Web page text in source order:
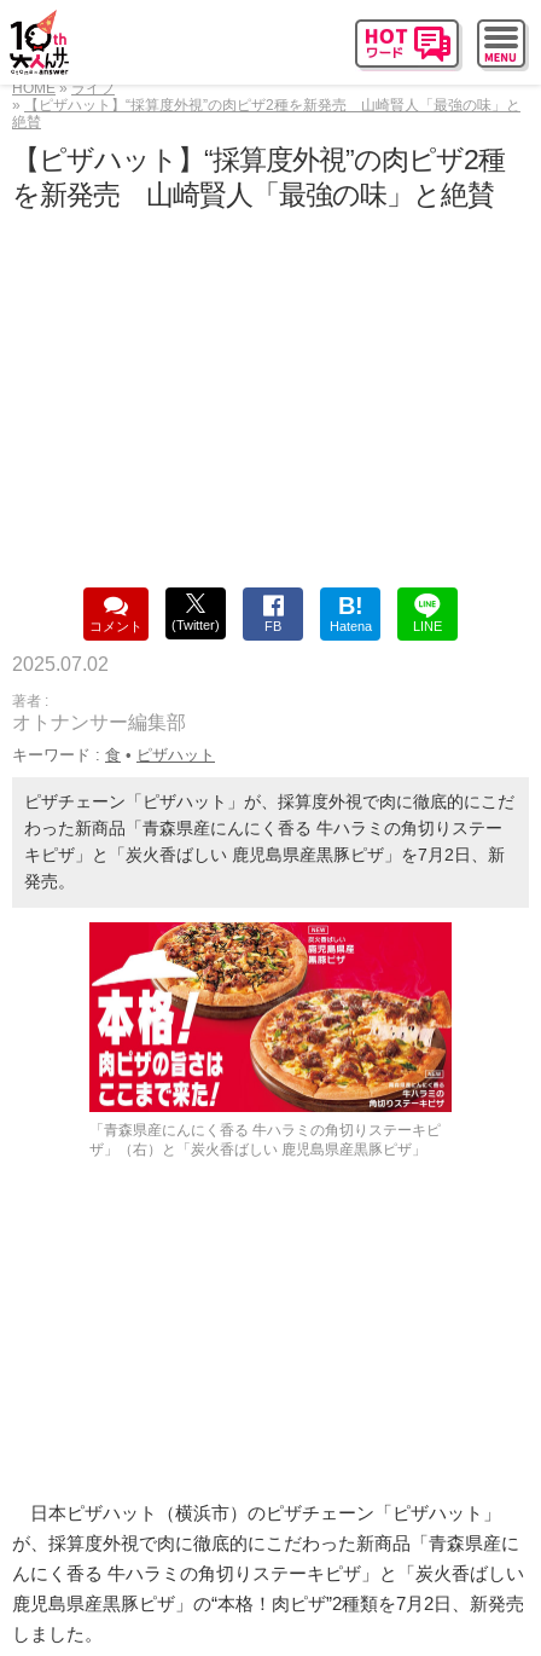
HOME
ライフ
【ピザハット】“採算度外視”の肉ピザ2種を新発売 山崎賢人「最強の味」と
絶賛
【ピザハット】“採算度外視”の肉ピザ2種
を新発売 山崎賢人「最強の味」と絶賛
コメント (Twitter) FB
B!
Hatena LINE
2025.07.02
著者 :
オトナンサー編集部
キーワード : 食 • ピザハット
ピザチェーン「ピザハット」が、採算度外視で肉に徹底的にこだ
わった新商品「青森県産にんにく香る 牛ハラミの角切りステー
キピザ」と「炭火香ばしい 鹿児島県産黒豚ピザ」を7月2日、新
発売。
「青森県産にんにく香る 牛ハラミの角切りステーキピ
ザ」（右）と「炭火香ばしい 鹿児島県産黒豚ピザ」
日本ピザハット（横浜市）のピザチェーン「ピザハット」
が、採算度外視で肉に徹底的にこだわった新商品「青森県産に
んにく香る 牛ハラミの角切りステーキピザ」と「炭火香ばしい
鹿児島県産黒豚ピザ」の“本格！肉ピザ”2種類を7月2日、新発売
しました。